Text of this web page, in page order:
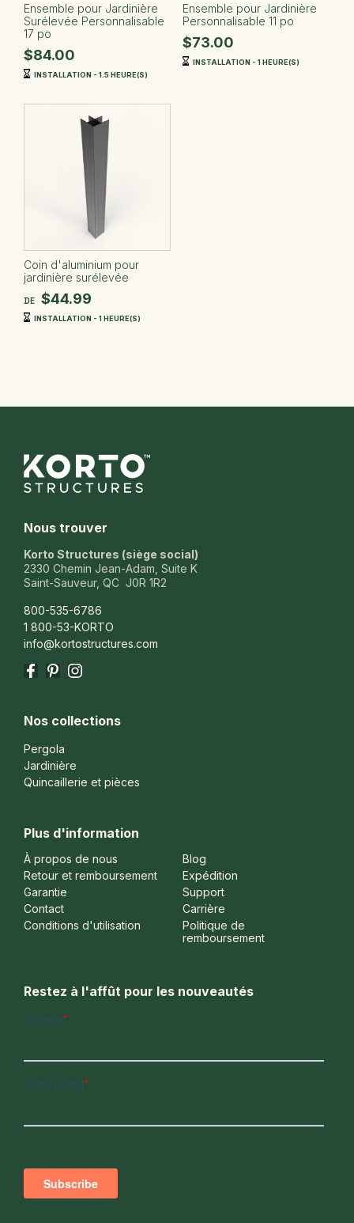
Ensemble pour Jardinière
Surélevée Personnalisable
17 po
$84.00
INSTALLATION - 1.5 HEURE(S)
Ensemble pour Jardinière
Personnalisable 11 po
$73.00
INSTALLATION - 1 HEURE(S)
Coin d'aluminium pour
jardinière surélevée
DE $44.99
INSTALLATION - 1 HEURE(S)
Nous trouver
Korto Structures (siège social)
2330 Chemin Jean-Adam, Suite K
Saint-Sauveur, QC J0R 1R2
800-535-6786
1 800-53-KORTO
info@kortostructures.com
Facebook
Pinterest
Instagram
Nos collections
Pergola
Jardinière
Quincaillerie et pièces
Plus d'information
À propos de nous
Blog
Retour et remboursement
Expédition
Garantie
Support
Contact
Carrière
Conditions d'utilisation
Politique de
remboursement
Restez à l'affût pour les nouveautés